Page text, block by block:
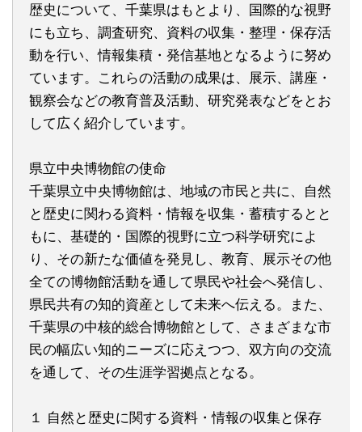
歴史について、千葉県はもとより、国際的な視野
にも立ち、調査研究、資料の収集・整理・保存活
動を行い、情報集積・発信基地となるように努め
ています。これらの活動の成果は、展示、講座・
観察会などの教育普及活動、研究発表などをとお
して広く紹介しています。
県立中央博物館の使命
千葉県立中央博物館は、地域の市民と共に、自然
と歴史に関わる資料・情報を収集・蓄積するとと
もに、基礎的・国際的視野に立つ科学研究によ
り、その新たな価値を発見し、教育、展示その他
全ての博物館活動を通して県民や社会へ発信し、
県民共有の知的資産として未来へ伝える。また、
千葉県の中核的総合博物館として、さまざまな市
民の幅広い知的ニーズに応えつつ、双方向の交流
を通して、その生涯学習拠点となる。
１ 自然と歴史に関する資料・情報の収集と保存